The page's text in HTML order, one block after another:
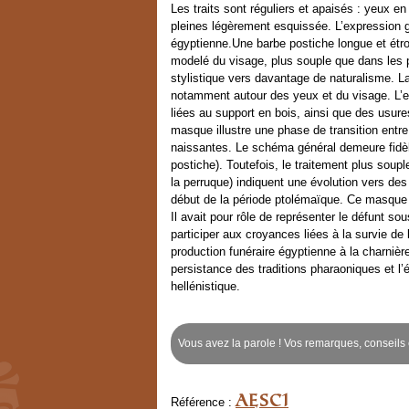
Les traits sont réguliers et apaisés : yeux
pleines légèrement esquissée. L’expression
égyptienne.Une barbe postiche longue et
modelé du visage, plus souple que dans les
stylistique vers davantage de naturalisme.
notamment autour des yeux et du visage.
liées au support en bois, ainsi que des
masque illustre une phase de transition
naissantes. Le schéma général demeure
postiche). Toutefois, le traitement plus
la perruque) indiquent une évolution vers
début de la période ptolémaïque. Ce
Il avait pour rôle de représenter le défunt
participer aux croyances liées à la survie
production funéraire égyptienne à la
persistance des traditions pharaoniques et
hellénistique.
Vous avez la parole ! Vos remarques,
Référence : AESC1